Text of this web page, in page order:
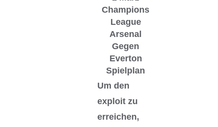
Champions
League
Arsenal
Gegen
Everton
Spielplan
Um den
exploit zu
erreichen,